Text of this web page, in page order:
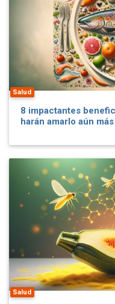
Salud
8 impactantes
harán amarlo aún más
Salud